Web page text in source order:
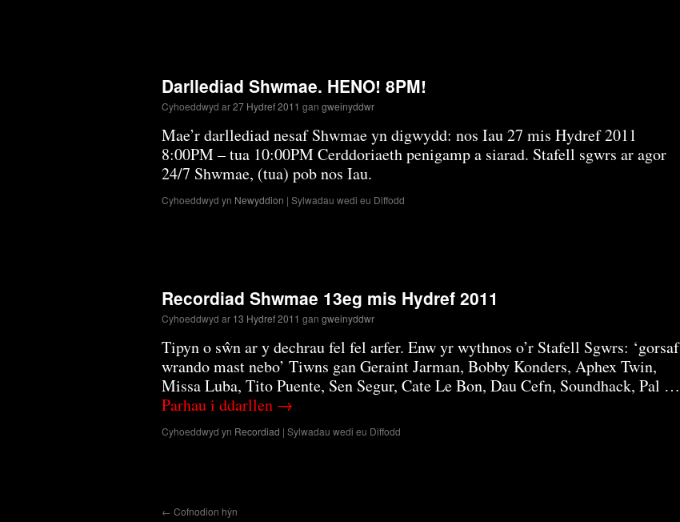
Darllediad Shwmae. HENO! 8PM!
Cyhoeddwyd ar27 Hydref 2011 gan gweinyddwr
Mae’r darllediad nesaf Shwmae yn digwydd: nos Iau 27 mis Hydref 2011
8:00PM – tua 10:00PM Cerddoriaeth penigamp a siarad. Stafell sgwrs ar agor
24/7 Shwmae, (tua) pob nos Iau.
Cyhoeddwyd yn Newyddion | Sylwadau wedi eu Diffodd
Recordiad Shwmae 13eg mis Hydref 2011
Cyhoeddwyd ar 13 Hydref 2011 gan gweinyddwr
Tipyn o sŵn ar y dechrau fel fel arfer. Enw yr wythnos o’r Stafell Sgwrs: ‘gorsaf
wrando mast nebo’ Tiwns gan Geraint Jarman, Bobby Konders, Aphex Twin,
Missa Luba, Tito Puente, Sen Segur, Cate Le Bon, Dau Cefn, Soundhack, Pal …
Parhau i ddarllen →
Cyhoeddwyd yn Recordiad | Sylwadau wedi eu Diffodd
← Cofnodion hŷn